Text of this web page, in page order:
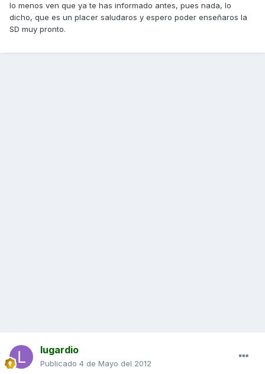
lo menos ven que ya te has informado antes, pues nada, lo
dicho, que es un placer saludaros y espero poder enseñaros la
SD muy pronto.
lugardio
Publicado 4 de Mayo del 2012